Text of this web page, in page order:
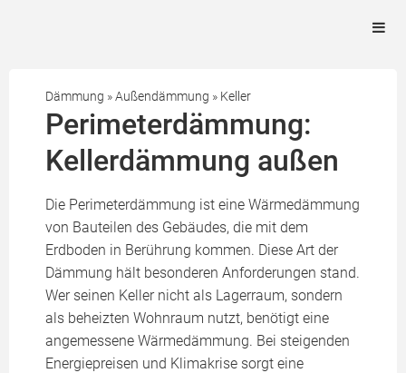
Dämmung »Außendämmung » Keller
Perimeterdämmung:
Kellerdämmung außen
Die Perimeterdämmung ist eine Wärmedämmung
von Bauteilen des Gebäudes, die mit dem
Erdboden in Berührung kommen. Diese Art der
Dämmung hält besonderen Anforderungen stand.
Wer seinen Keller nicht als Lagerraum, sondern
als beheizten Wohnraum nutzt, benötigt eine
angemessene Wärmedämmung. Bei steigenden
Energiepreisen und Klimakrise sorgt eine